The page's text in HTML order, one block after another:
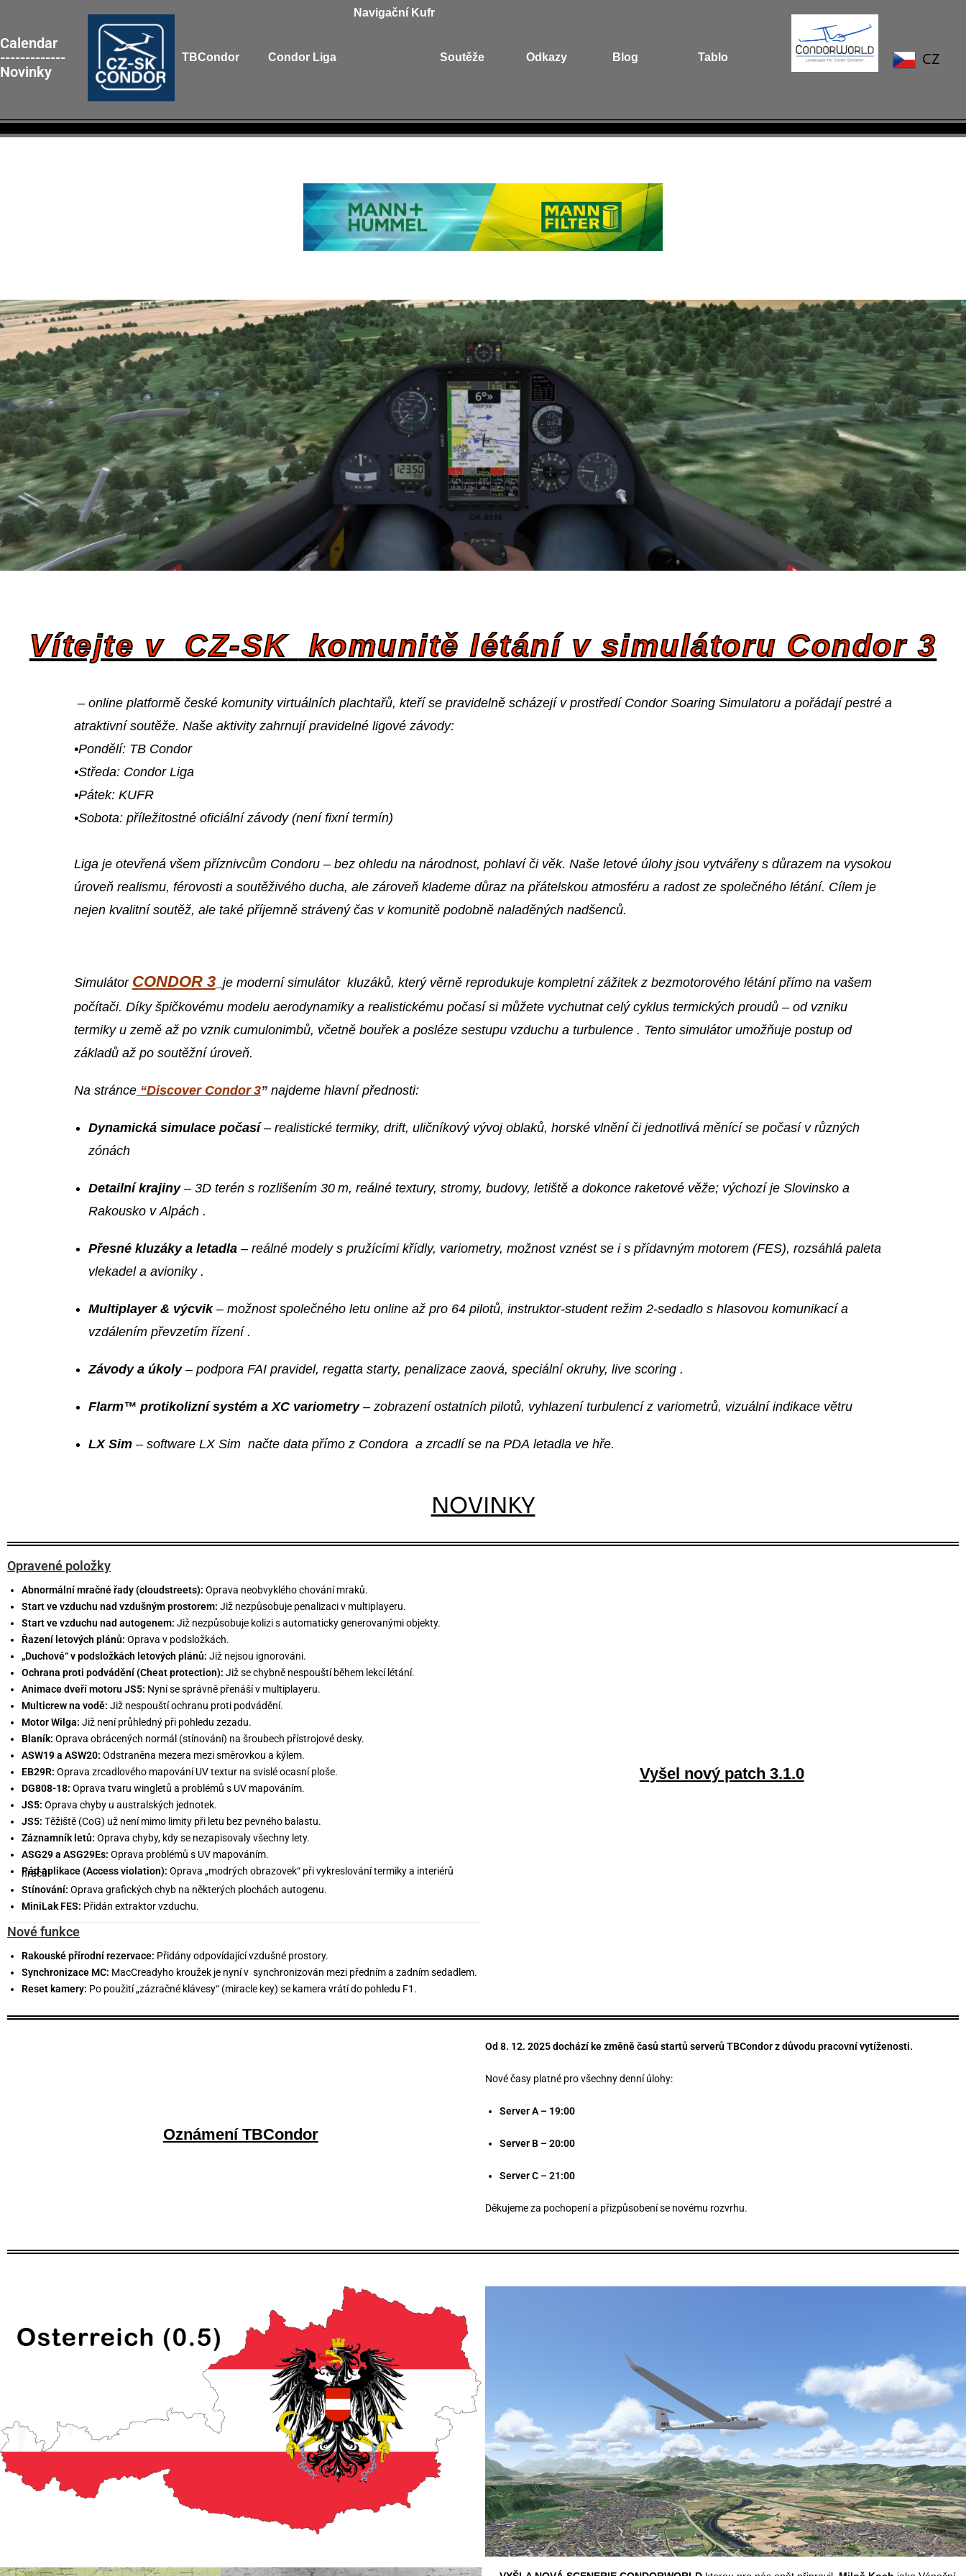
Calendar
-------------
Novinky
TBCondor Condor Liga
Navigační Kufr
Soutěže Odkazy Blog Tablo CZ
Vítejte v CZ-SK komunitě létání v simulátoru Condor 3
– online platformě české komunity virtuálních plachtařů, kteří se pravidelně scházejí v prostředí Condor Soaring Simulatoru a pořádají pestré a
atraktivní soutěže. Naše aktivity zahrnují pravidelné ligové závody:
•Pondělí: TB Condor
•Středa: Condor Liga
•Pátek: KUFR
•Sobota: příležitostné oficiální závody (není fixní termín)
Liga je otevřená všem příznivcům Condoru – bez ohledu na národnost, pohlaví či věk. Naše letové úlohy jsou vytvářeny s důrazem na vysokou
úroveň realismu, férovosti a soutěživého ducha, ale zároveň klademe důraz na přátelskou atmosféru a radost ze společného létání. Cílem je
nejen kvalitní soutěž, ale také příjemně strávený čas v komunitě podobně naladěných nadšenců.
Simulátor CONDOR3 je moderní simulátor kluzáků, který věrně reprodukuje kompletní zážitek z bezmotorového létání přímo na vašem
počítači. Díky špičkovému modelu aerodynamiky a realistickému počasí si můžete vychutnat celý cyklus termických proudů – od vzniku
termiky u země až po vznik cumulonimbů, včetně bouřek a posléze sestupu vzduchu a turbulence. Tento simulátor umožňuje postup od
základů až po soutěžní úroveň.
Na stránce “Discover Condor 3” najdeme hlavní přednosti:
Dynamická simulace počasí– realistické termiky, drift, uličníkový vývoj oblaků, horské vlnění či jednotlivá měnící se počasí v různých
zónách
Detailní krajiny– 3D terén s rozlišením 30 m, reálné textury, stromy, budovy, letiště a dokonce raketové věže; výchozí je Slovinsko a
Rakousko v Alpách.
Přesné kluzáky a letadla– reálné modely s pružícími křídly, variometry, možnost vznést se i s přídavným motorem (FES), rozsáhlá paleta
vlekadel a avioniky.
Multiplayer & výcvik– možnost společného letu online až pro 64 pilotů, instruktor-student režim 2‑sedadlo s hlasovou komunikací a
vzdálením převzetím řízení.
Závody a úkoly– podpora FAI pravidel, regatta starty, penalizace zaová, speciální okruhy, live scoring.
Flarm™ protikolizní systém a XC variometry– zobrazení ostatních pilotů, vyhlazení turbulencí z variometrů, vizuální indikace větru
LX Sim– software LX Sim načte data přímo z Condora a zrcadlí se na PDA letadla ve hře.
NOVINKY
Opravené položky
Abnormální mračné řady (cloudstreets): Oprava neobvyklého chování mraků.
Start ve vzduchu nad vzdušným prostorem: Již nezpůsobuje penalizaci v multiplayeru.
Start ve vzduchu nad autogenem: Již nezpůsobuje kolizi s automaticky generovanými objekty.
Řazení letových plánů: Oprava v podsložkách.
„Duchové“ v podsložkách letových plánů: Již nejsou ignorováni.
Ochrana proti podvádění (Cheat protection): Již se chybně nespouští během lekcí létání.
Animace dveří motoru JS5: Nyní se správně přenáší v multiplayeru.
Multicrew na vodě: Již nespouští ochranu proti podvádění.
Motor Wilga: Již není průhledný při pohledu zezadu.
Blaník: Oprava obrácených normál (stínování) na šroubech přístrojové desky.
ASW19 a ASW20: Odstraněna mezera mezi směrovkou a kýlem.
EB29R: Oprava zrcadlového mapování UV textur na svislé ocasní ploše.
DG808-18: Oprava tvaru wingletů a problémů s UV mapováním.
JS5: Oprava chyby u australských jednotek.
JS5: Těžiště (CoG) už není mimo limity při letu bez pevného balastu.
Záznamník letů: Oprava chyby, kdy se nezapisovaly všechny lety.
ASG29 a ASG29Es: Oprava problémů s UV mapováním.
Pád aplikace (Access violation): Oprava „modrých obrazovek“ při vykreslování termiky a interiérů
hráčů.
Stínování: Oprava grafických chyb na některých plochách autogenu.
MiniLak FES: Přidán extraktor vzduchu.
Nové funkce
Rakouské přírodní rezervace: Přidány odpovídající vzdušné prostory.
Synchronizace MC: MacCreadyho kroužek je nyní v synchronizován mezi předním a zadním sedadlem.
Reset kamery: Po použití „zázračné klávesy“ (miracle key) se kamera vrátí do pohledu F1.
Vyšel nový patch 3.1.0
Oznámení TBCondor
Od 8. 12. 2025 dochází ke změně časů startů serverů TBCondor z důvodu pracovní vytíženosti.
Nové časy platné pro všechny denní úlohy:
Server A – 19:00
Server B – 20:00
Server C – 21:00
Děkujeme za pochopení a přizpůsobení se novému rozvrhu.